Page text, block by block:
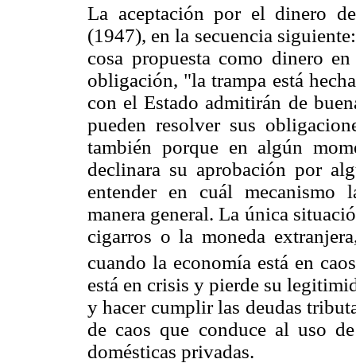
La aceptación por el dinero
(1947), en la secuencia
cosa propuesta como dinero
obligación, "la trampa está
con el Estado admitirán de
pueden resolver sus
también porque en algún
declinara su aprobación por
entender en cuál mecanismo
manera general. La única
cigarros o la moneda
cuando la economía está en
está en crisis y pierde su
y hacer cumplir las deudas
de caos que conduce al uso
domésticas privadas.